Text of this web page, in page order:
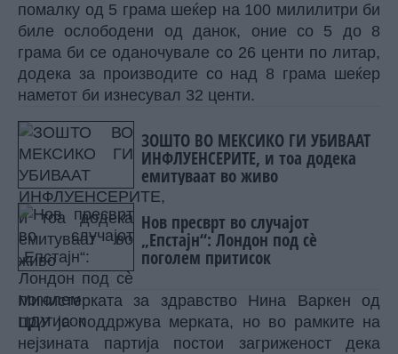
помалку од 5 грама шеќер на 100 милилитри би
биле ослободени од данок, оние со 5 до 8
грама би се оданочувале со 26 центи по литар,
додека за производите со над 8 грама шеќер
наметот би изнесувал 32 центи.
ЗОШТО ВО МЕКСИКО ГИ УБИВААТ
ИНФЛУЕНСЕРИТЕ, и тоа додека
емитуваат во живо
Нов пресврт во случајот
„Епстајн“: Лондон под сè
поголем притисок
Министерката за здравство Нина Варкен од
ЦДУ ја поддржува мерката, но во рамките на
нејзината партија постои загриженост дека